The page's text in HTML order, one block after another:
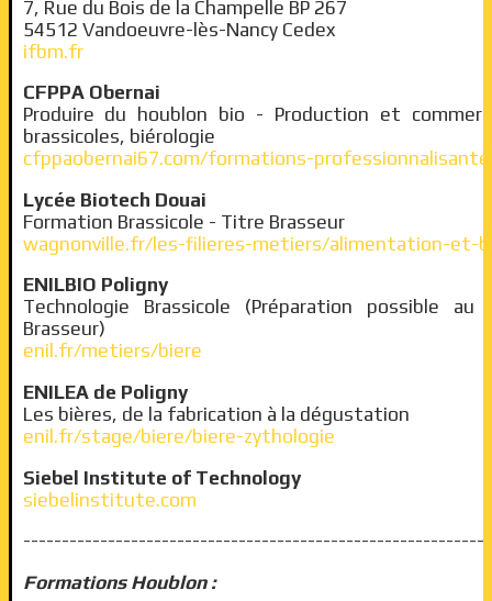
7, Rue du Bois de la Champelle BP 267
54512 Vandoeuvre-lès-Nancy Cedex
ifbm.fr
CFPPA Obernai
Produire du houblon bio - Production et
brassicoles, biérologie
cfppaobernai67.com/formations-
Lycée Biotech Douai
Formation Brassicole - Titre Brasseur
wagnonville.fr/les-filieres-metiers/alimentation-et-
ENILBIO Poligny
Technologie Brassicole (Préparation possible
Brasseur)
enil.fr/metiers/biere
ENILEA de Poligny
Les bières, de la fabrication à la dégustation
enil.fr/stage/biere/biere-zythologie
Siebel Institute of Technology
siebelinstitute.com
Formations Houblon :